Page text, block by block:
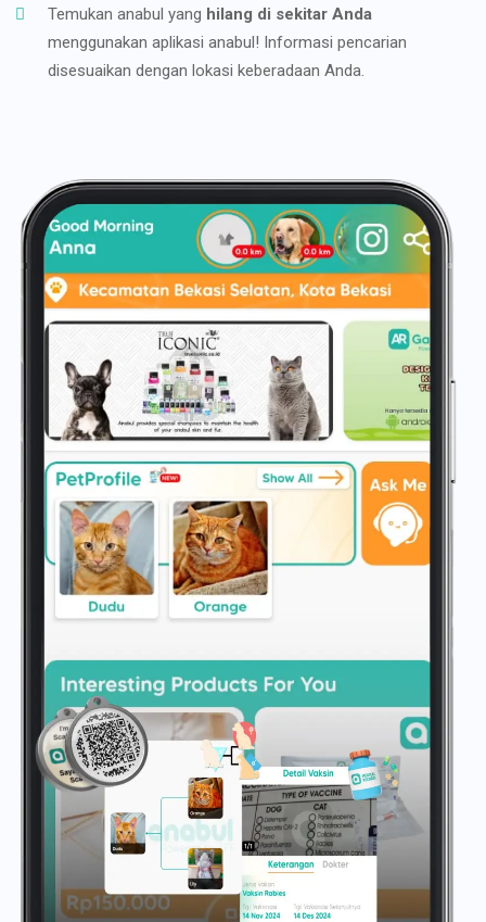
Temukan anabul yang hilang di sekitar Anda
menggunakan aplikasi anabul! Informasi pencarian
disesuaikan dengan lokasi keberadaan Anda.